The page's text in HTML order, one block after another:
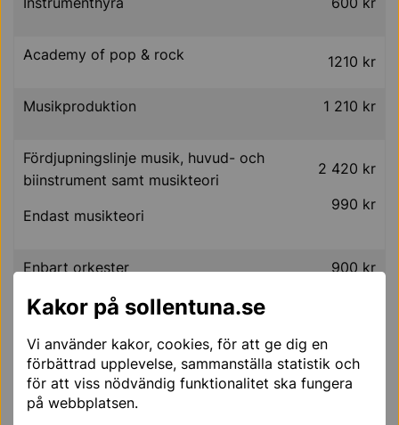
Kakor på sollentuna.se
Vi använder kakor, cookies, för att ge dig en
förbättrad upplevelse, sammanställa statistik och
för att viss nödvändig funktionalitet ska fungera
på webbplatsen.
Academy of pop & rock 1210 kr
Musikproduktion 1 210 kr
Fördjupningslinje musik, huvud- och
biinstrument samt musikteori
Endast musikteori
2 420 kr
990 kr
Enbart orkester
900 kr
Bild & form 1 210 kr
Dans 1 ggr/vecka
Dans 2 ggr/vecka
990 kr